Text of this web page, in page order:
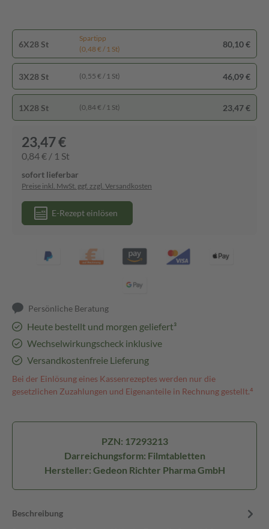
6X28 St
Spartipp
(0,48 € / 1 St)
80,10 €
3X28 St (0,55 € / 1 St) 46,09 €
1X28 St (0,84 € / 1 St) 23,47 €
23,47 €
0,84 € / 1 St
sofort lieferbar
Preise inkl. MwSt. ggf. zzgl. Versandkosten
E-Rezept einlösen
Persönliche Beratung
Heute bestellt und morgen geliefert³
Wechselwirkungscheck inklusive
Versandkostenfreie Lieferung
Bei der Einlösung eines Kassenrezeptes werden nur die
gesetzlichen Zuzahlungen und Eigenanteile in Rechnung gestellt.⁴
PZN: 17293213
Darreichungsform: Filmtabletten
Hersteller: Gedeon Richter Pharma GmbH
Beschreibung